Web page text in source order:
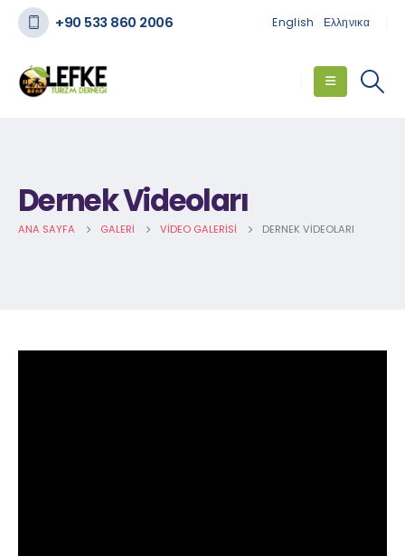
+90 533 860 2006 English Ελληνικα
Dernek Videoları
ANA SAYFA GALERI VIDEO GALERISI DERNEK VIDEOLARI